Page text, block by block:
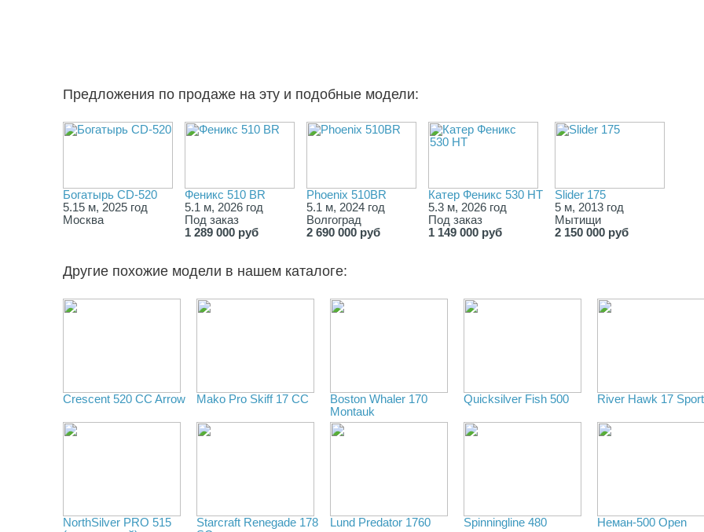
Предложения по продаже на эту и подобные модели:
Богатырь CD-520
5.15 м, 2025 год
Москва
Феникс 510 BR
5.1 м, 2026 год
Под заказ
1 289 000 руб
Phoenix 510BR
5.1 м, 2024 год
Волгоград
2 690 000 руб
Катер Феникс 530 HT
5.3 м, 2026 год
Под заказ
1 149 000 руб
Slider 175
5 м, 2013 год
Мытищи
2 150 000 руб
Другие похожие модели в нашем каталоге:
Crescent 520 CC Arrow Mako Pro Skiff 17 CC
Boston Whaler 170
Montauk
Quicksilver Fish 500 River Hawk 17 Sport
NorthSilver PRO 515
Starcraft Renegade 178
Lund Predator 1760 Spinningline 480 Неман-500 Open